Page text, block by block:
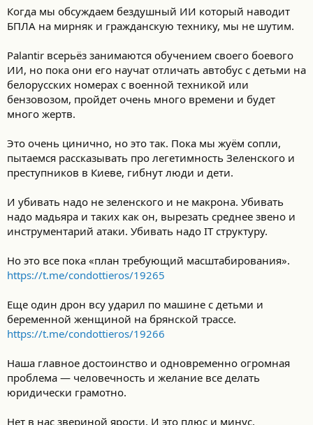
с
т
Когда мы обсуждаем бездушный ИИ который наводит
БПЛА на мирняк и гражданскую технику, мы не шутим.
Palantir всерьёз занимаются обучением своего боевого
ИИ, но пока они его научат отличать автобус с детьми на
белорусских номерах с военной техникой или
бензовозом, пройдет очень много времени и будет
много жертв.
Это очень цинично, но это так. Пока мы жуём сопли,
пытаемся рассказывать про легетимность Зеленского и
преступников в Киеве, гибнут люди и дети.
И убивать надо не зеленского и не макрона. Убивать
надо мадьяра и таких как он, вырезать среднее звено и
инструментарий атаки. Убивать надо IT структуру.
Но это все пока «план требующий масштабирования».
https://t.me/condottieros/19265
Еще один дрон всу ударил по машине с детьми и
беременной женщиной на брянской трассе.
https://t.me/condottieros/19266
Наша главное достоинство и одновременно огромная
проблема — человечность и желание все делать
юридически грамотно.
Нет в нас звериной ярости. И это плюс и минус.